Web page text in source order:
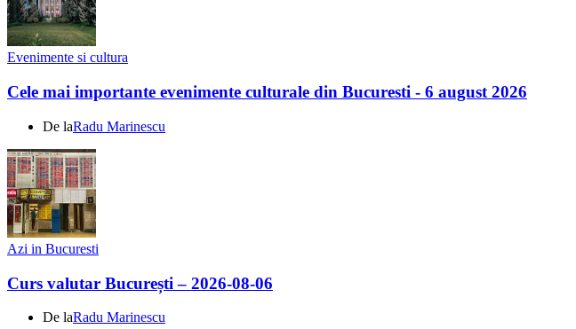
Evenimente si cultura
Cele mai importante evenimente culturale din Bucuresti - 6 august 2026
De laRadu Marinescu
Azi in Bucuresti
Curs valutar București – 2026-08-06
De laRadu Marinescu